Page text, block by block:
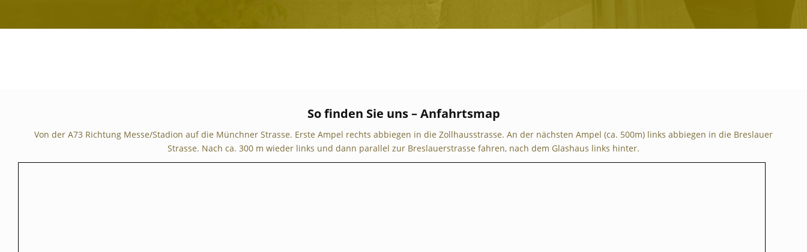
So finden Sie uns – Anfahrtsmap
Von der A73 Richtung Messe/Stadion auf die Münchner Strasse. Erste Ampel rechts abbiegen in die Zollhausstrasse. An der nächsten Ampel (ca. 500m) links abbiegen in die Breslauer
Strasse. Nach ca. 300 m wieder links und dann parallel zur Breslauerstrasse fahren, nach dem Glashaus links hinter.